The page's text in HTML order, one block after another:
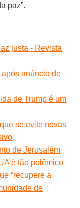
paz”.
justa - Revista
anúncio de
de Trump é um
se evite novas
de Jerusalém
é tão polêmico
“recupere a
de